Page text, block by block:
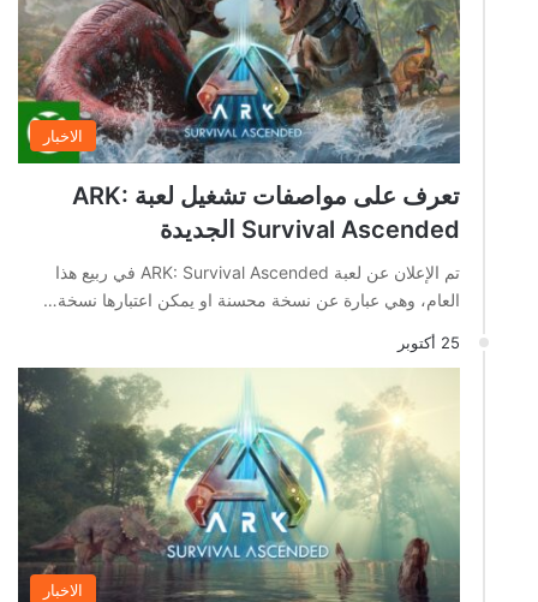
الاخبار
تعرف على مواصفات تشغيل لعبة ARK:
Survival Ascended الجديدة
تم الإعلان عن لعبة ARK: Survival Ascended في ربيع هذا
العام، وهي عبارة عن نسخة محسنة او يمكن اعتبارها نسخة…
25 أكتوبر
الاخبار